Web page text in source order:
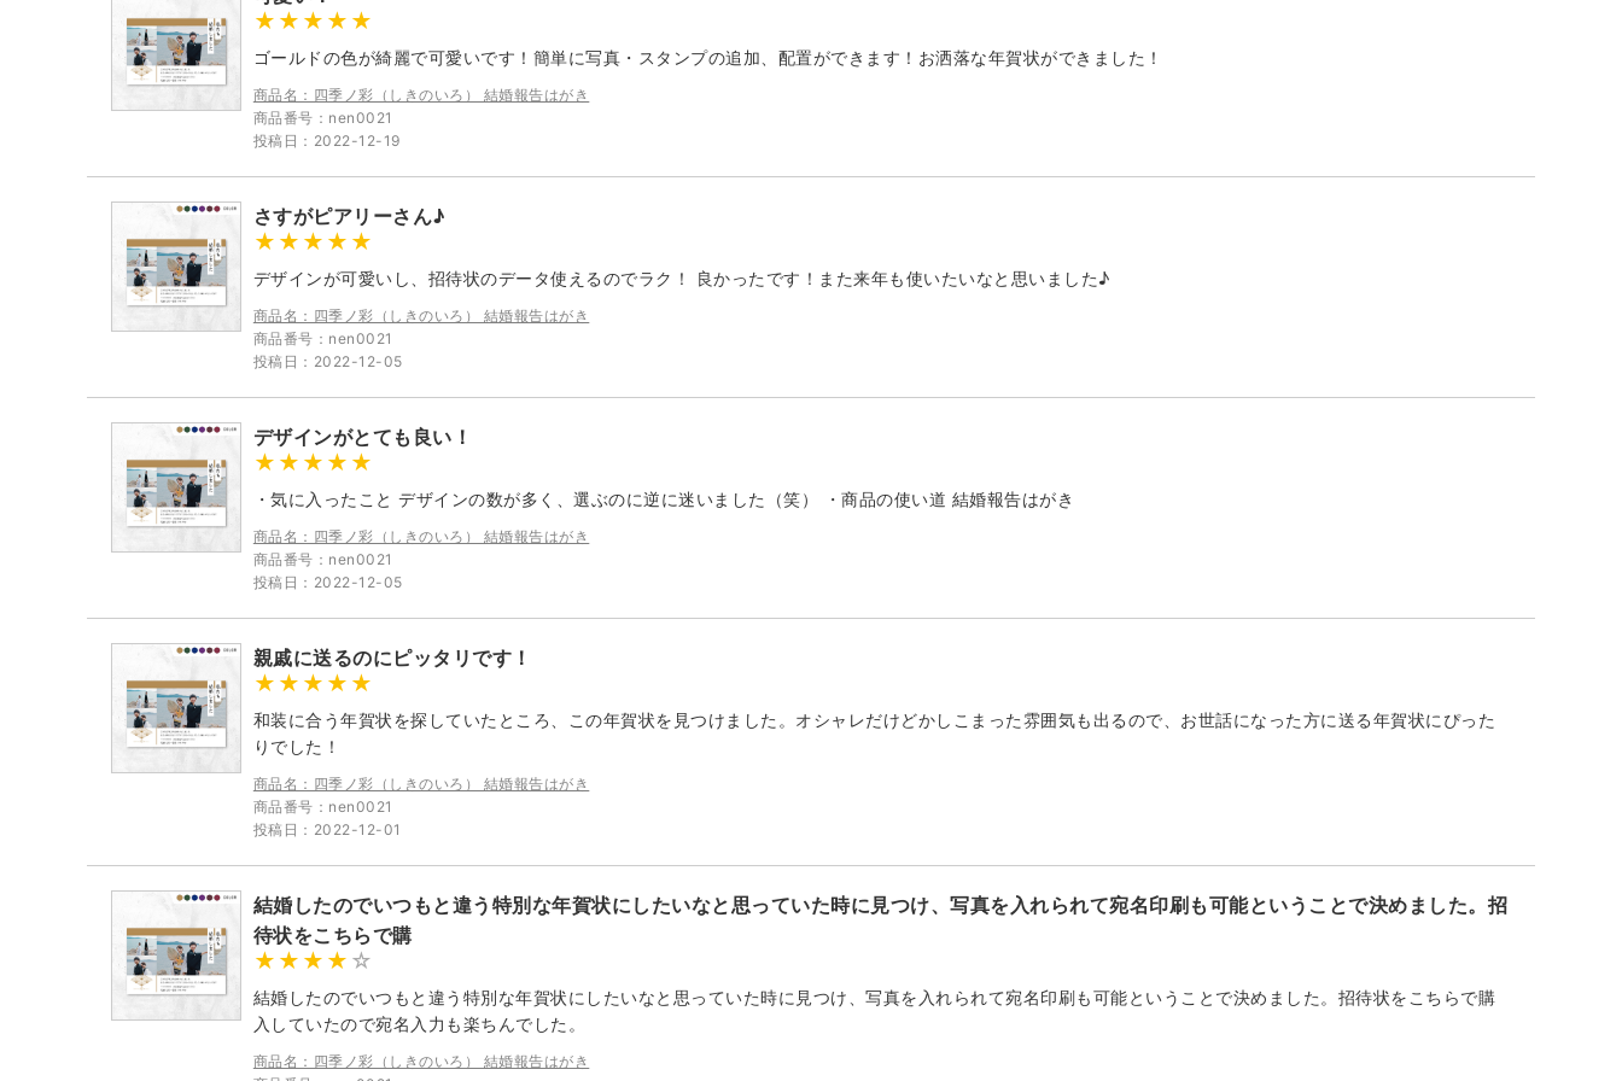
ゴールドの色が綺麗で可愛いです！簡単に写真・スタンプの追加、配置ができます！お洒落な年賀状ができました！
商品名：四季ノ彩（しきのいろ） 結婚報告はがき
商品番号：nen0021
投稿日：2022-12-19
さすがピアリーさん♪
デザインが可愛いし、招待状のデータ使えるのでラク！ 良かったです！また来年も使いたいなと思いました♪
商品名：四季ノ彩（しきのいろ） 結婚報告はがき
商品番号：nen0021
投稿日：2022-12-05
デザインがとても良い！
・気に入ったこと デザインの数が多く、選ぶのに逆に迷いました（笑） ・商品の使い道 結婚報告はがき
商品名：四季ノ彩（しきのいろ） 結婚報告はがき
商品番号：nen0021
投稿日：2022-12-05
親戚に送るのにピッタリです！
和装に合う年賀状を探していたところ、この年賀状を見つけました。オシャレだけどかしこまった雰囲気も出るので、お世話になった方に送る年賀状にぴった
りでした！
商品名：四季ノ彩（しきのいろ） 結婚報告はがき
商品番号：nen0021
投稿日：2022-12-01
結婚したのでいつもと違う特別な年賀状にしたいなと思っていた時に見つけ、写真を入れられて宛名印刷も可能ということで決めました。招
待状をこちらで購
結婚したのでいつもと違う特別な年賀状にしたいなと思っていた時に見つけ、写真を入れられて宛名印刷も可能ということで決めました。招待状をこちらで購
入していたので宛名入力も楽ちんでした。
商品名：四季ノ彩（しきのいろ） 結婚報告はがき